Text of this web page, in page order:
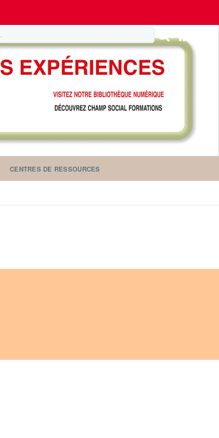
CENTRES DE RESSOURCES